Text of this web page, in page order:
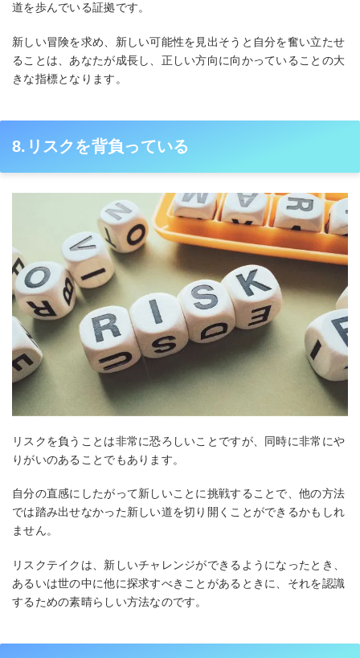
道を歩んでいる証拠です。
新しい冒険を求め、新しい可能性を見出そうと自分を奮い立たせ
ることは、あなたが成長し、正しい方向に向かっていることの大
きな指標となります。
8.リスクを背負っている
リスクを負うことは非常に恐ろしいことですが、同時に非常にや
りがいのあることでもあります。
自分の直感にしたがって新しいことに挑戦することで、他の方法
では踏み出せなかった新しい道を切り開くことができるかもしれ
ません。
リスクテイクは、新しいチャレンジができるようになったとき、
あるいは世の中に他に探求すべきことがあるときに、それを認識
するための素晴らしい方法なのです。